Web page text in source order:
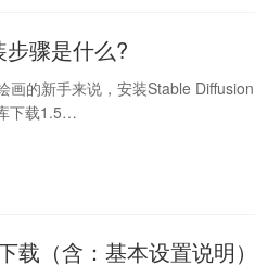
骤是什么?
画的新手来说，安装Stable Diffusion
下载1.5…
（含：基本设置说明）